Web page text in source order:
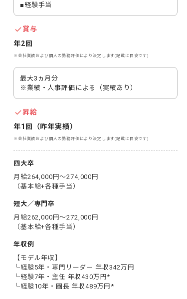
■経験手当
賞与
年2回
※会社業績および個人の勤務評価により決定します(記載は目安です)
最大3ヵ月分
※業績・人事評価による（実績あり）
昇給
年1回（昨年実績）
※会社業績および個人の勤務評価により決定します(記載は目安です)
四大卒
月給264,000円～274,000円
（基本給+各種手当）
短大／専門卒
月給262,000円～272,000円
（基本給+各種手当）
年収例
【モデル年収】
└経験5年・専門リーダー 年収342万円
└経験7年・主任 年収430万円*
└経験10年・園長 年収489万円*